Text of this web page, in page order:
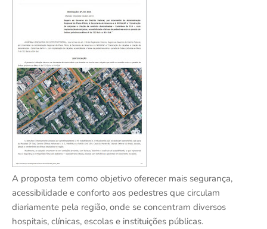
A proposta tem como objetivo oferecer mais segurança,
acessibilidade e conforto aos pedestres que circulam
diariamente pela região, onde se concentram diversos
hospitais, clínicas, escolas e instituições públicas.